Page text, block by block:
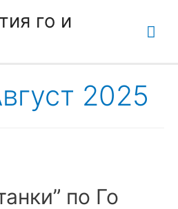
го и
2025
по Го